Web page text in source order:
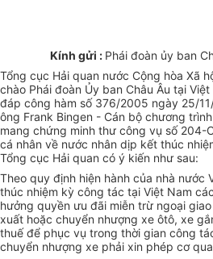
Kính gửi : Phái đoàn ủy ban
Tổng cục Hải quan nước Cộng hòa Xã
chào Phái đoàn Ủy ban Châu Âu tại
đáp công hàm số 376/2005 ngày 25/
ông Frank Bingen - Cán bộ chương
mang chứng minh thư công vụ số 204-
cá nhân về nước nhân dịp kết thúc
Tổng cục Hải quan có ý kiến như sau:
Theo quy định hiện hành của nhà nước
thúc nhiệm kỳ công tác tại Việt Nam
hưởng quyền ưu đãi miễn trừ ngoại
xuất hoặc chuyển nhượng xe ôtô, xe
thuế để phục vụ trong thời gian công
chuyển nhượng xe phải xin phép cơ